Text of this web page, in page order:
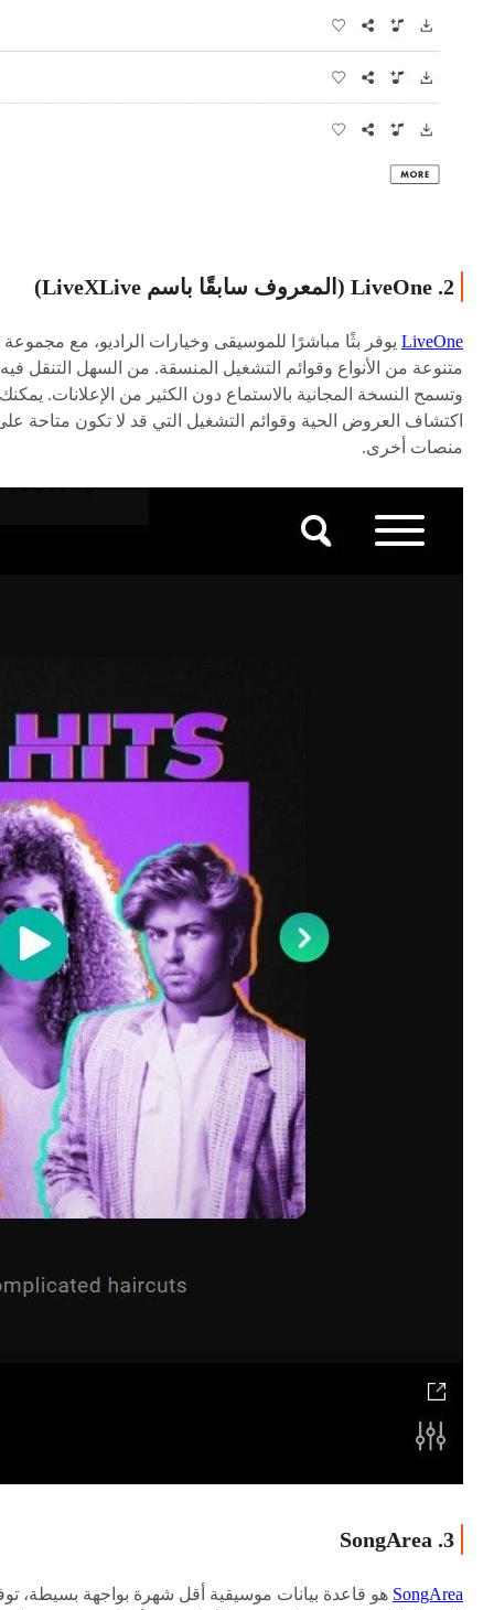
2. LiveOne (المعروف سابقًا باسم LiveXLive)
LiveOne يوفر بثًا مباشرًا للموسيقى وخيارات الراديو، مع مجموعة
متنوعة من الأنواع وقوائم التشغيل المنسقة. من السهل التنقل
وتسمح النسخة المجانية بالاستماع دون الكثير من الإعلانات. يمكنك
اكتشاف العروض الحية وقوائم التشغيل التي قد لا تكون متاحة
منصات أخرى.
3. SongArea
SongArea هو قاعدة بيانات موسيقية أقل شهرة بواجهة بسيطة،